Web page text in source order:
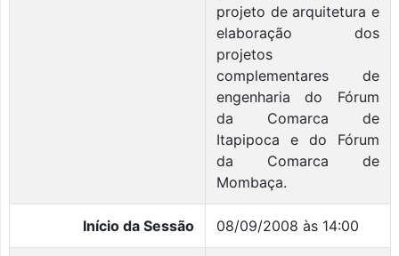
projeto de arquitetura e
elaboração dos
projetos
complementares de
engenharia do Fórum
da Comarca de
Itapipoca e do Fórum
da Comarca de
Mombaça.
Início da Sessão 08/09/2008 às 14:00